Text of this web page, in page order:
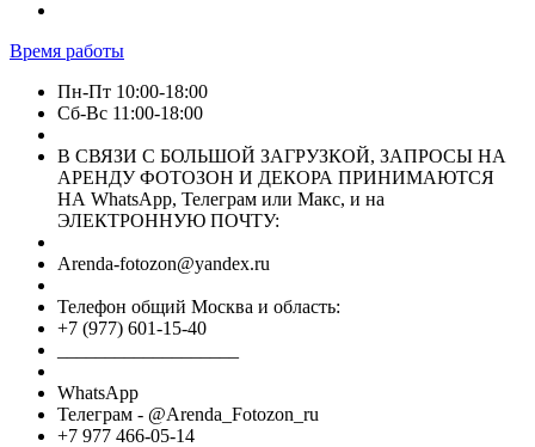
Время работы
Пн-Пт 10:00-18:00
Сб-Вс 11:00-18:00
В СВЯЗИ С БОЛЬШОЙ ЗАГРУЗКОЙ, ЗАПРОСЫ НА
АРЕНДУ ФОТОЗОН И ДЕКОРА ПРИНИМАЮТСЯ
НА WhatsApp, Телеграм или Макс, и на
ЭЛЕКТРОННУЮ ПОЧТУ:
Arenda-fotozon@yandex.ru
Телефон общий Москва и область:
+7 (977) 601-15-40
WhatsApp
Телеграм - @Arenda_Fotozon_ru
+7 977 466-05-14